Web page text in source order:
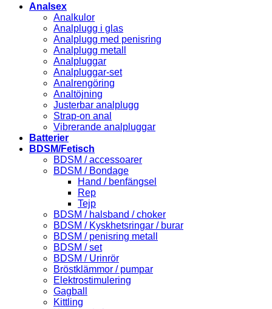
Analsex
Analkulor
Analplugg i glas
Analplugg med penisring
Analplugg metall
Analpluggar
Analpluggar-set
Analrengöring
Analtöjning
Justerbar analplugg
Strap-on anal
Vibrerande analpluggar
Batterier
BDSM/Fetisch
BDSM / accessoarer
BDSM / Bondage
Hand / benfängsel
Rep
Tejp
BDSM / halsband / choker
BDSM / Kyskhetsringar / burar
BDSM / penisring metall
BDSM / set
BDSM / Urinrör
Bröstklämmor / pumpar
Elektrostimulering
Gagball
Kittling